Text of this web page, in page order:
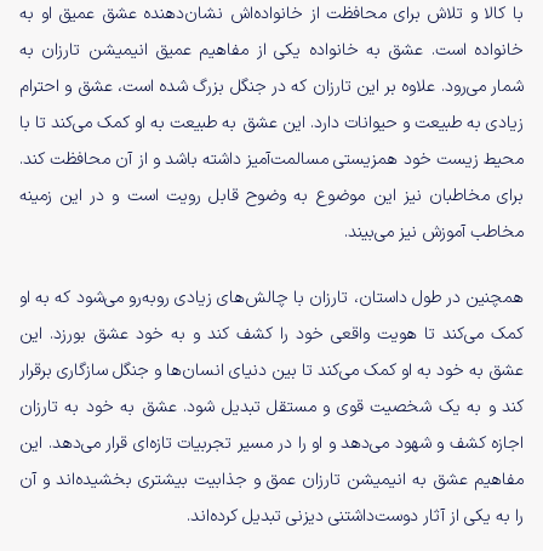
با کالا و تلاش برای محافظت از خانواده‌اش نشان‌دهنده عشق عمیق او به
خانواده است. عشق به خانواده یکی از مفاهیم عمیق انیمیشن تارزان به
شمار می‌رود. علاوه بر این تارزان که در جنگل بزرگ شده است، عشق و احترام
زیادی به طبیعت و حیوانات دارد. این عشق به طبیعت به او کمک می‌کند تا با
محیط زیست خود همزیستی مسالمت‌آمیز داشته باشد و از آن محافظت کند.
برای مخاطبان نیز این موضوع به وضوح قابل رویت است و در این زمینه
مخاطب آموزش نیز می‌بیند.
همچنین در طول داستان، تارزان با چالش‌های زیادی روبه‌رو می‌شود که به او
کمک می‌کند تا هویت واقعی خود را کشف کند و به خود عشق بورزد. این
عشق به خود به او کمک می‌کند تا بین دنیای انسان‌ها و جنگل سازگاری برقرار
کند و به یک شخصیت قوی و مستقل تبدیل شود. عشق به خود به تارزان
اجازه کشف و شهود می‌دهد و او را در مسیر تجربیات تازه‌ای قرار می‌دهد. این
مفاهیم عشق به انیمیشن تارزان عمق و جذابیت بیشتری بخشیده‌اند و آن
را به یکی از آثار دوست‌داشتنی دیزنی تبدیل کرده‌اند.